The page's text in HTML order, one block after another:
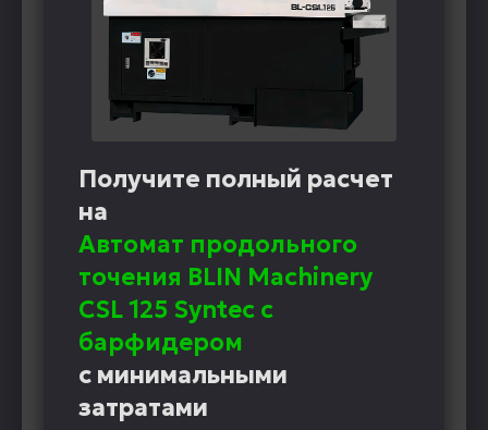
Получите полный расчет
на
Автомат продольного
точения BLIN Machinery
CSL 125 Synteс c
барфидером
с минимальными
затратами